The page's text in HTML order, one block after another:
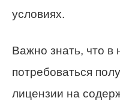
условиях.
Важно знать, что в
потребоваться
лицензии на